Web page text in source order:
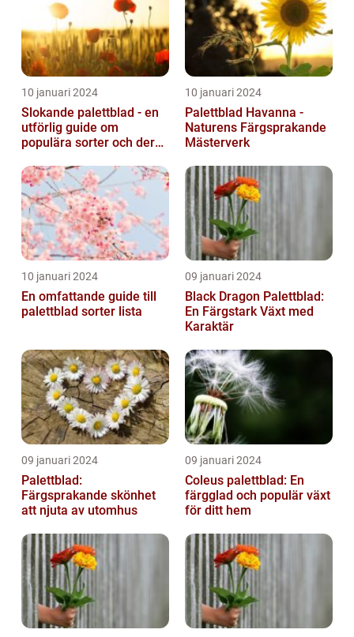
10 januari 2024
Slokande palettblad - en
utförlig guide om
populära sorter och deras
10 januari 2024
Palettblad Havanna -
Naturens Färgsprakande
Mästerverk
10 januari 2024
En omfattande guide till
palettblad sorter lista
09 januari 2024
Black Dragon Palettblad:
En Färgstark Växt med
Karaktär
09 januari 2024
Palettblad:
Färgsprakande skönhet
att njuta av utomhus
09 januari 2024
Coleus palettblad: En
färgglad och populär växt
för ditt hem